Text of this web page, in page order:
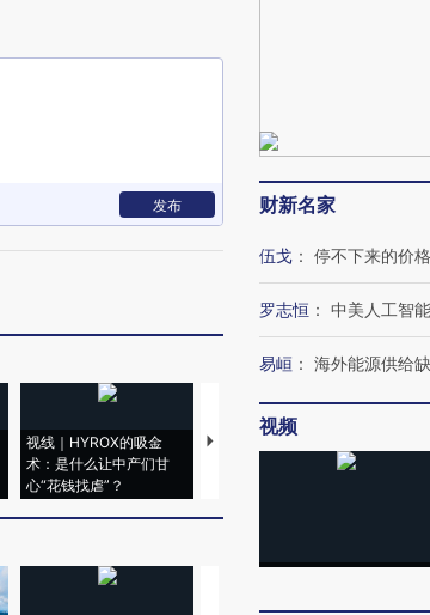
发布
视线｜HYROX的吸金
术：是什么让中产们甘
心“花钱找虐”？
马航飞行员跨国走私7万
粒摇头丸 尿检体内含3种
度
育
财新名家
伍戈 ： 停不下来的价
罗志恒 ： 中美人工智
易峘 ： 海外能源供给
视频